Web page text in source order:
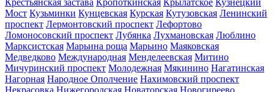
Крестьянская застава Кропоткинская Крылатское Кузнецкий
Мост Кузьминки Кунцевская Курская Кутузовская Ленинский
проспект Лермонтовский проспект Лефортово
Ломоносовский проспект Лубянка Лухмановская Люблино
Марксистская Марьина роща Марьино Маяковская
Медведково Международная Менделеевская Митино
Мичуринский проспект Молодежная Мякинино Нагатинская
Нагорная Народное Ополчение Нахимовский проспект
Некрасовка Нижегородская Новаторская Новогиреево